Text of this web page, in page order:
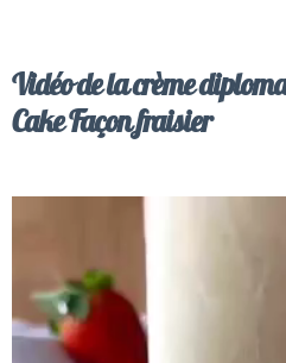
Vidéo de la crème
Cake Façon fraisier